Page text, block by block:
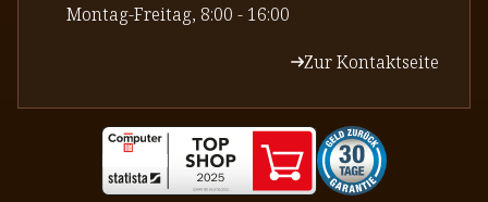
⁠Montag-Freitag, 8:00 - 16:00
Zur Kontaktseite